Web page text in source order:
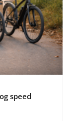
speed